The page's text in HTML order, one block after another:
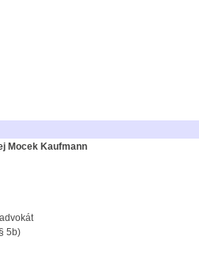
Mocek Kaufmann
5b)